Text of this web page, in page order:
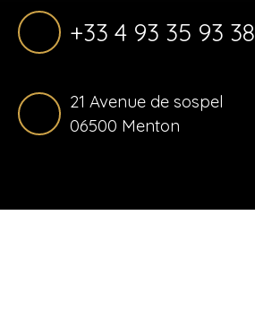
+33 4 93 35 93 38
21 Avenue de sospel
06500 Menton